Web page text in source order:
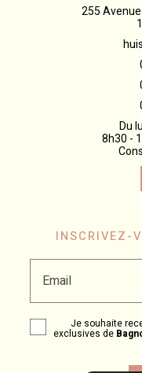
255
Du
8h30 -
INSCRIVEZ-
Email
Je souhaite
exclusives de